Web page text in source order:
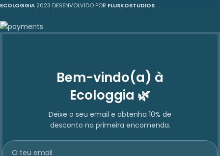
ECOLOGGIA 2023 DESENVOLVIDO POR FLUSKOSTUDIOS
Bem-vindo(a) à
Ecologgia 🌿
Deixe o seu email e obtenha 10% de
desconto na primeira encomenda.